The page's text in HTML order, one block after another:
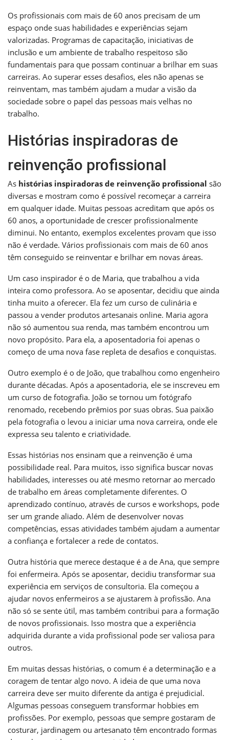
Os profissionais com mais de 60 anos precisam de um
espaço onde suas habilidades e experiências sejam
valorizadas. Programas de capacitação, iniciativas de
inclusão e um ambiente de trabalho respeitoso são
fundamentais para que possam continuar a brilhar em suas
carreiras. Ao superar esses desafios, eles não apenas se
reinventam, mas também ajudam a mudar a visão da
sociedade sobre o papel das pessoas mais velhas no
trabalho.
Histórias inspiradoras de
reinvenção profissional
As histórias inspiradoras de reinvenção profissional são
diversas e mostram como é possível recomeçar a carreira
em qualquer idade. Muitas pessoas acreditam que após os
60 anos, a oportunidade de crescer profissionalmente
diminui. No entanto, exemplos excelentes provam que isso
não é verdade. Vários profissionais com mais de 60 anos
têm conseguido se reinventar e brilhar em novas áreas.
Um caso inspirador é o de Maria, que trabalhou a vida
inteira como professora. Ao se aposentar, decidiu que ainda
tinha muito a oferecer. Ela fez um curso de culinária e
passou a vender produtos artesanais online. Maria agora
não só aumentou sua renda, mas também encontrou um
novo propósito. Para ela, a aposentadoria foi apenas o
começo de uma nova fase repleta de desafios e conquistas.
Outro exemplo é o de João, que trabalhou como engenheiro
durante décadas. Após a aposentadoria, ele se inscreveu em
um curso de fotografia. João se tornou um fotógrafo
renomado, recebendo prêmios por suas obras. Sua paixão
pela fotografia o levou a iniciar uma nova carreira, onde ele
expressa seu talento e criatividade.
Essas histórias nos ensinam que a reinvenção é uma
possibilidade real. Para muitos, isso significa buscar novas
habilidades, interesses ou até mesmo retornar ao mercado
de trabalho em áreas completamente diferentes. O
aprendizado contínuo, através de cursos e workshops, pode
ser um grande aliado. Além de desenvolver novas
competências, essas atividades também ajudam a aumentar
a confiança e fortalecer a rede de contatos.
Outra história que merece destaque é a de Ana, que sempre
foi enfermeira. Após se aposentar, decidiu transformar sua
experiência em serviços de consultoria. Ela começou a
ajudar novos enfermeiros a se ajustarem à profissão. Ana
não só se sente útil, mas também contribui para a formação
de novos profissionais. Isso mostra que a experiência
adquirida durante a vida profissional pode ser valiosa para
outros.
Em muitas dessas histórias, o comum é a determinação e a
coragem de tentar algo novo. A ideia de que uma nova
carreira deve ser muito diferente da antiga é prejudicial.
Algumas pessoas conseguem transformar hobbies em
profissões. Por exemplo, pessoas que sempre gostaram de
costurar, jardinagem ou artesanato têm encontrado formas